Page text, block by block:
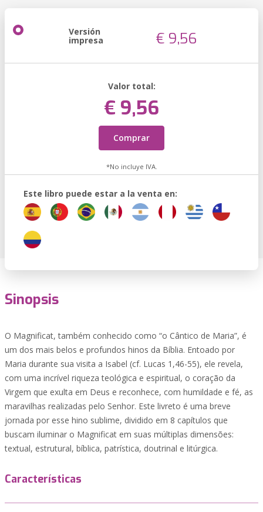
Versión
impresa € 9,56
Valor total:
€ 9,56
Comprar
*No incluye IVA.
Este libro puede estar a la venta en:
Sinopsis
O Magnificat, também conhecido como “o Cântico de Maria”, é
um dos mais belos e profundos hinos da Bíblia. Entoado por
Maria durante sua visita a Isabel (cf. Lucas 1,46-55), ele revela,
com uma incrível riqueza teológica e espiritual, o coração da
Virgem que exulta em Deus e reconhece, com humildade e fé, as
maravilhas realizadas pelo Senhor. Este livreto é uma breve
jornada por esse hino sublime, dividido em 8 capítulos que
buscam iluminar o Magnificat em suas múltiplas dimensões:
textual, estrutural, bíblica, patrística, doutrinal e litúrgica.
Características